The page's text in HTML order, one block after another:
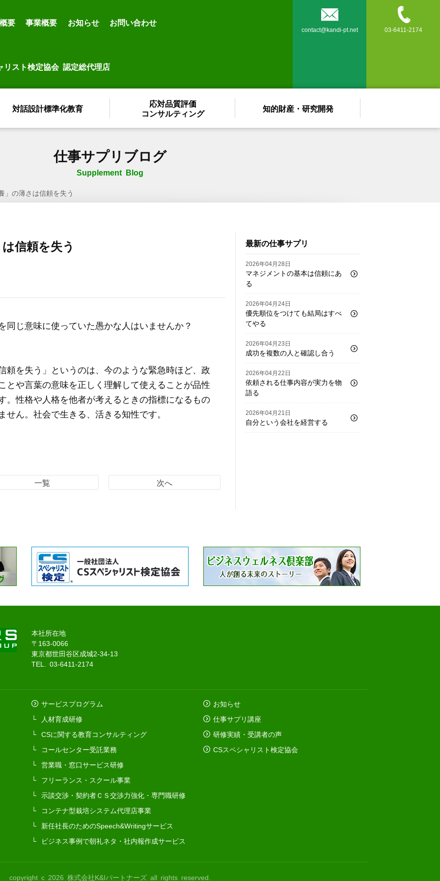
要 事業概要 お知らせ お問い合わせ
リスト検定協会 認定総代理店

contact@kandi-pt.net

03-6411-2174
対話設計標準化教育
応対品質評価
コンサルティング
知的財産・研究開発
仕事サプリブログ
Supplement Blog
」の薄さは信頼を失う
信頼を失う
じ意味に使っていた愚かな人はいませんか？
を失う」というのは、今のような緊急時ほど、政
とや言葉の意味を正しく理解して使えることが品性
。性格や人格を他者が考えるときの指標になるもの
せん。社会で生きる、活きる知性です。
一覧 次へ
最新の仕事サプリ
2026年04月28日
マネジメントの基本は信頼にあ
る
2026年04月24日
優先順位をつけても結局はすべ
てやる
2026年04月23日
成功を複数の人と確認し合う
2026年04月22日
依頼される仕事内容が実力を物
語る
2026年04月21日
自分という会社を経営する
本社所在地
〒163-0066
東京都世田谷区成城2-34-13
TEL. 03-6411-2174
サービスプログラム
人材育成研修
CSに関する教育コンサルティング
コールセンター受託業務
営業職・窓口サービス研修
フリーランス・スクール事業
示談交渉・契約者ＣＳ交渉力強化・専門職研修
コンテナ型栽培システム代理店事業
新任社長のためのSpeech&Writingサービス
ビジネス事例で朝礼ネタ・社内報作成サービス
お知らせ
仕事サプリ講座
研修実績・受講者の声
CSスペシャリスト検定協会
copyright c 2026 株式会社K&Iパートナーズ all rights reserved.